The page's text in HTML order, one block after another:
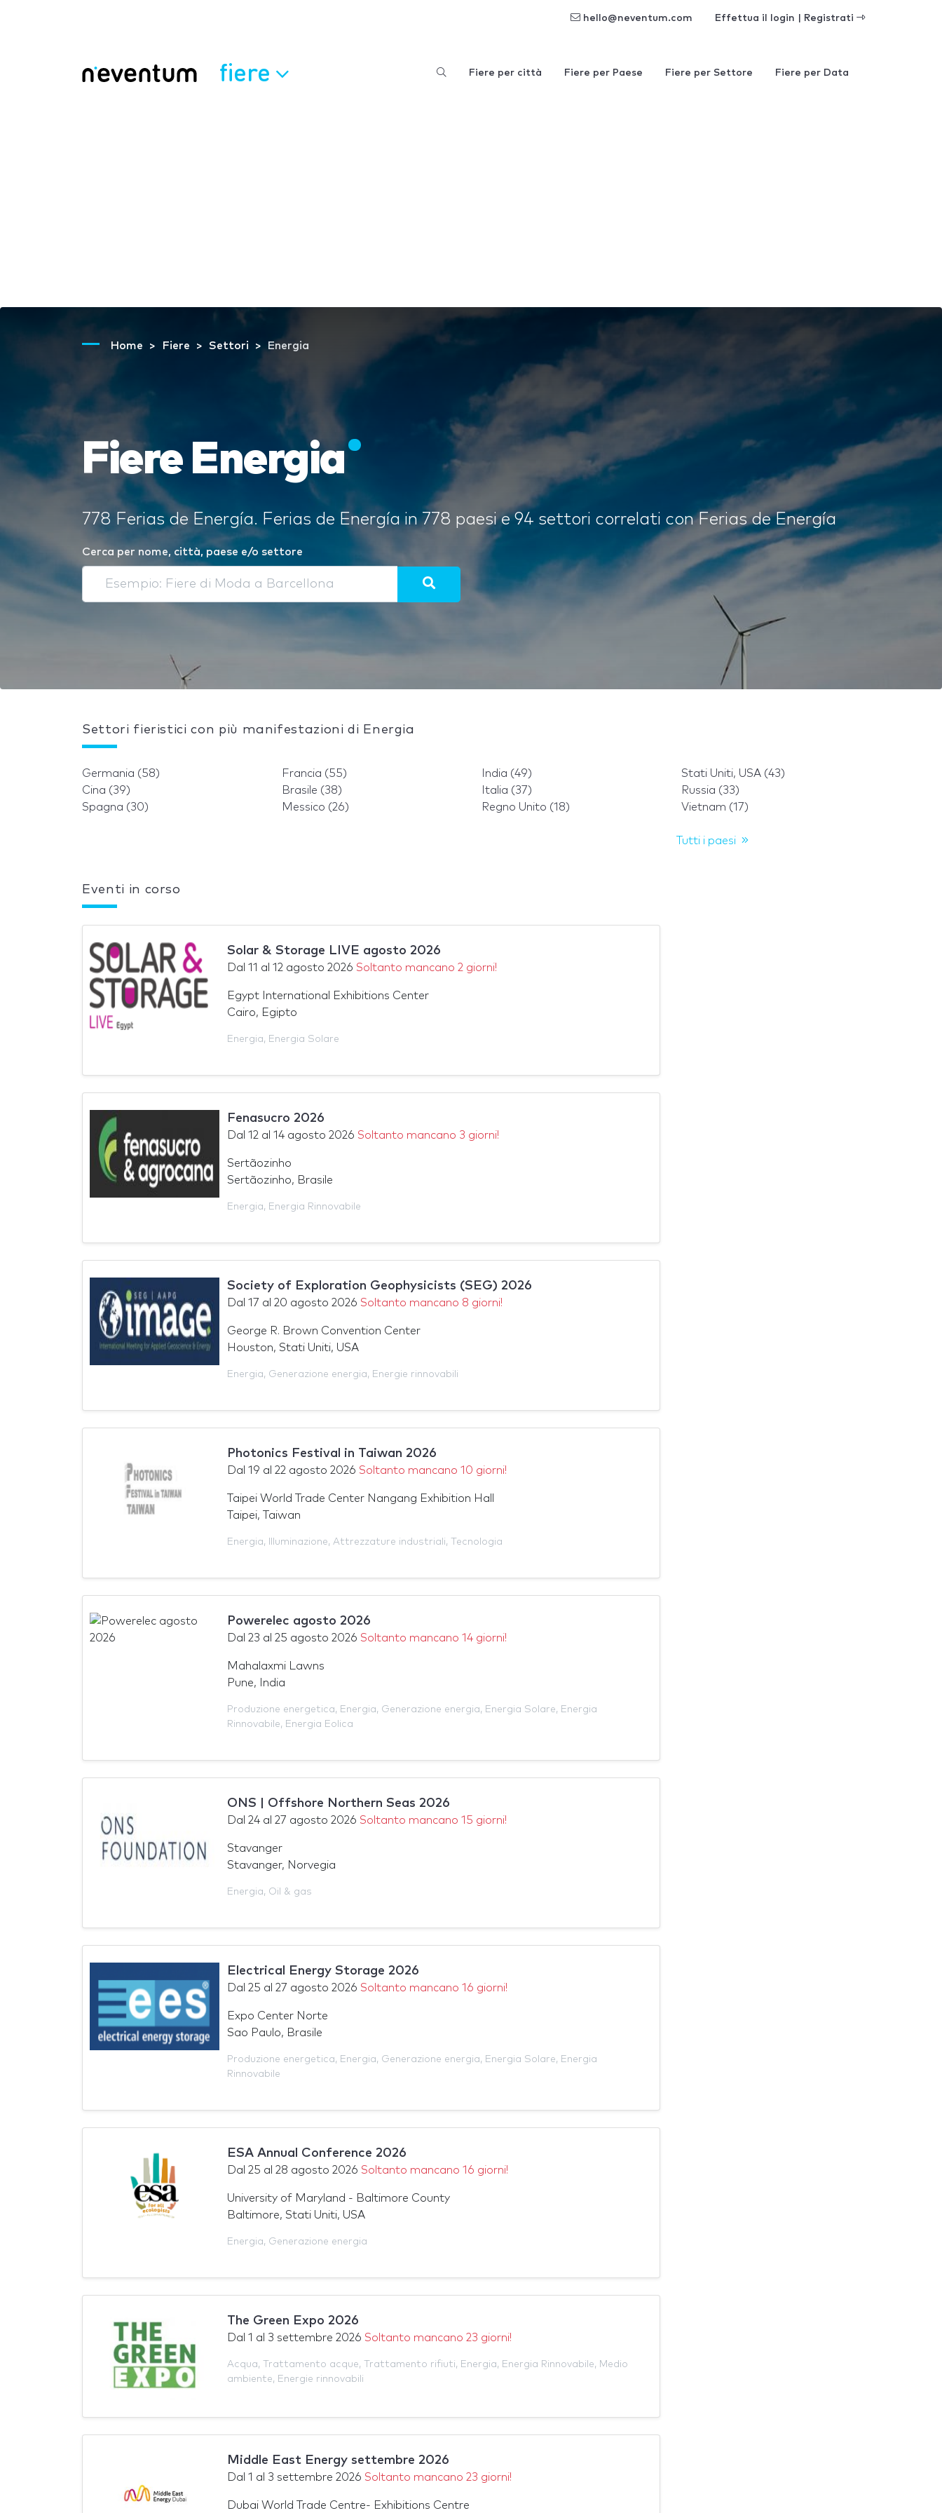
hello@neventum.com Effettua il login | Registrati
fiere Fiere per città Fiere per Paese Fiere per Settore Fiere per Data
Home Fiere Settori Energia
Fiere Energia
778 Ferias de Energía. Ferias de Energía in 778 paesi e 94 settori correlati con Ferias de Energía
Cerca per nome, città, paese e/o settore
Settori fieristici con più manifestazioni di Energia
Germania (58) Francia (55) India (49)
Stati Uniti, USA (43)
Cina (39)
Brasile (38) Italia (37)
Russia (33)
Spagna (30)
Messico (26) Regno Unito (18) Vietnam (17)
Tutti i paesi
Eventi in corso
Solar & Storage LIVE agosto 2026
Dal 11 al 12 agosto 2026 Soltanto mancano 2 giorni!
Egypt International Exhibitions Center
Cairo, Egipto
Energia, Energia Solare
Fenasucro 2026
Dal 12 al 14 agosto 2026 Soltanto mancano 3 giorni!
Sertãozinho
Sertãozinho, Brasile
Energia, Energia Rinnovabile
Society of Exploration Geophysicists (SEG) 2026
Dal 17 al 20 agosto 2026 Soltanto mancano 8 giorni!
George R. Brown Convention Center
Houston, Stati Uniti, USA
Energia, Generazione energia, Energie rinnovabili
Photonics Festival in Taiwan 2026
Dal 19 al 22 agosto 2026 Soltanto mancano 10 giorni!
Taipei World Trade Center Nangang Exhibition Hall
Taipei, Taiwan
Energia, Illuminazione, Attrezzature industriali, Tecnologia
Powerelec agosto 2026
Dal 23 al 25 agosto 2026 Soltanto mancano 14 giorni!
Mahalaxmi Lawns
Pune, India
Produzione energetica, Energia, Generazione energia, Energia Solare, Energia
Rinnovabile, Energia Eolica
ONS | Offshore Northern Seas 2026
Dal 24al 27 agosto 2026 Soltanto mancano 15 giorni!
Stavanger
Stavanger, Norvegia
Energia, Oil & gas
Electrical Energy Storage 2026
Dal 25 al 27 agosto 2026 Soltanto mancano 16 giorni!
Expo Center Norte
Sao Paulo, Brasile
Produzione energetica, Energia, Generazione energia, Energia Solare, Energia
Rinnovabile
ESA Annual Conference 2026
Dal 25 al 28 agosto 2026 Soltanto mancano 16 giorni!
University of Maryland - Baltimore County
Baltimore, Stati Uniti, USA
Energia, Generazione energia
The Green Expo 2026
Dal 1 al 3 settembre 2026 Soltanto mancano 23 giorni!
Acqua, Trattamento acque, Trattamento rifiuti, Energia, Energia Rinnovabile, Medio
ambiente, Energie rinnovabili
Middle East Energy settembre 2026
Dal 1 al 3 settembre 2026 Soltanto mancano 23 giorni!
Dubai World Trade Centre- Exhibitions Centre